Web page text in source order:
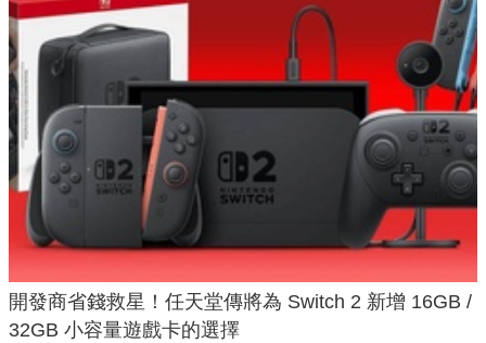
開發商省錢救星！任天堂傳將為 Switch 2 新增 16GB /
32GB 小容量遊戲卡的選擇